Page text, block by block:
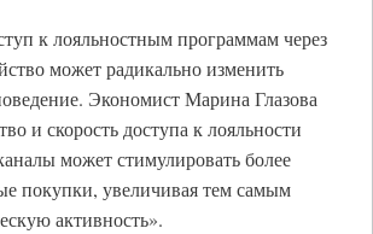
к лояльностным программам через
может радикально изменить
Экономист Марина Глазова
и скорость доступа к лояльности
может стимулировать более
покупки, увеличивая тем самым
активность».